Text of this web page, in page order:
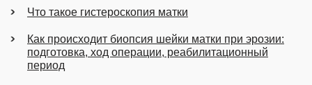
Что такое гистероскопия матки
Как происходит биопсия шейки матки при эрозии:
подготовка, ход операции, реабилитационный
период